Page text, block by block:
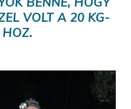
VOLT A 20 KG-
HOZ.